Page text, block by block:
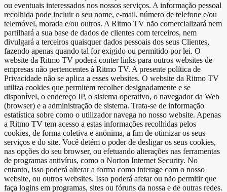
ou eventuais interessados nos nossos serviços. A informação pessoal
recolhida pode incluir o seu nome, e-mail, número de telefone e/ou
telemóvel, morada e/ou outros. A Ritmo TV não comercializará nem
partilhará a sua base de dados de clientes com terceiros, nem
divulgará a terceiros quaisquer dados pessoais dos seus Clientes,
fazendo apenas quando tal for exigido ou permitido por lei. O
website da Ritmo TV poderá conter links para outros websites de
empresas não pertencentes à Ritmo TV. A presente política de
Privacidade não se aplica a esses websites. O website da Ritmo TV
utiliza cookies que permitem recolher designadamente e se
disponível, o endereço IP, o sistema operativo, o navegador da Web
(browser) e a administração de sistema. Trata-se de informação
estatística sobre como o utilizador navega no nosso website. Apenas
a Ritmo TV tem acesso a estas informações recolhidas pelos
cookies, de forma coletiva e anónima, a fim de otimizar os seus
serviços e do site. Você detém o poder de desligar os seus cookies,
nas opções do seu browser, ou efetuando alterações nas ferramentas
de programas antivírus, como o Norton Internet Security. No
entanto, isso poderá alterar a forma como interage com o nosso
website, ou outros websites. Isso poderá afetar ou não permitir que
faça logins em programas, sites ou fóruns da nossa e de outras redes.